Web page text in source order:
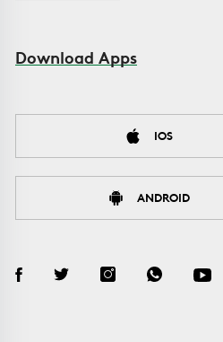
Download Apps
IOS
ANDROID